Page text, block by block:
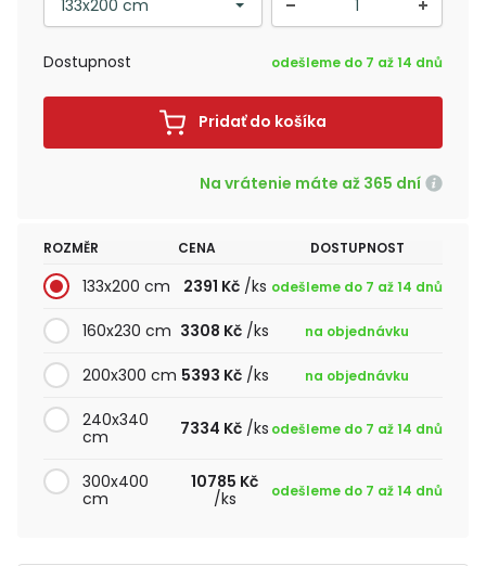
Dostupnost odešleme do 7 až 14 dnů
Pridať do košíka
Na vrátenie máte až 365 dní
ROZMĚR CENA DOSTUPNOST
133x200 cm 2391 Kč/ks odešleme do 7 až 14 dnů
160x230 cm 3308 Kč /ks na objednávku
200x300 cm 5393 Kč/ks na objednávku
240x340
cm
7334 Kč /ks odešleme do 7 až 14 dnů
300x400
cm
10785 Kč
/ks
odešleme do 7 až 14 dnů